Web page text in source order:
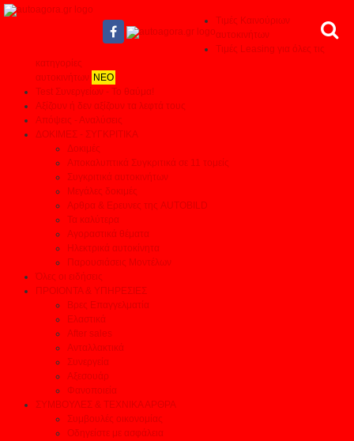
Τιμές Καινούριων
αυτοκινήτων
Τιμές Leasing για όλες τις
κατηγορίες
αυτοκινήτων ΝΕΟ
Test Συνεργείων - Το θαύμα!
Αξίζουν ή δεν αξίζουν τα λεφτά τους
Απόψεις - Αναλύσεις
ΔΟΚΙΜΕΣ - ΣΥΓΚΡΙΤΙΚΑ
Δοκιμές
Αποκαλυπτικά Συγκριτικά σε 11 τομείς
Συγκριτικά αυτοκινήτων
Μεγάλες δοκιμές
Αρθρα & Ερευνες της AUTOBILD
Τα καλύτερα
Αγοραστικά θέματα
Ηλεκτρικά αυτοκίνητα
Παρουσιάσεις Μοντέλων
Όλες οι ειδήσεις
ΠΡΟΙΟΝΤΑ & ΥΠΗΡΕΣΙΕΣ
Βρες Επαγγελματία
Ελαστικά
After sales
Ανταλλακτικά
Συνεργεία
Αξεσουάρ
Φανοποιεία
ΣΥΜΒΟΥΛΕΣ & ΤΕΧΝΙΚΑ ΑΡΘΡΑ
Συμβουλές οικονομίας
Οδηγείστε με ασφάλεια